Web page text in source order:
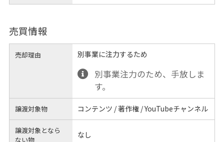
売買情報
売却理由 別事業に注力するため
別事業注力のため、手放しま
す。
譲渡対象物 コンテンツ / 著作権 / YouTubeチャンネル
譲渡対象となら
ない物
なし